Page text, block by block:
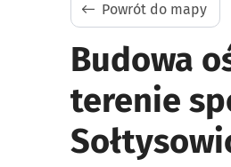
Powrót do mapy
Budowa
terenie